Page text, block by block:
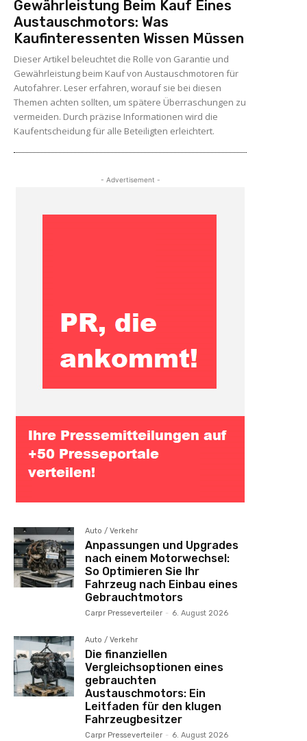
Gewährleistung Beim Kauf Eines
Austauschmotors: Was
Kaufinteressenten Wissen Müssen
Dieser Artikel beleuchtet die Rolle von Garantie und
Gewährleistung beim Kauf von Austauschmotoren für
Autofahrer. Leser erfahren, worauf sie bei diesen
Themen achten sollten, um spätere Überraschungen zu
vermeiden. Durch präzise Informationen wird die
Kaufentscheidung für alle Beteiligten erleichtert.
- Advertisement -
Auto / Verkehr
Anpassungen und Upgrades
nach einem Motorwechsel:
So Optimieren Sie Ihr
Fahrzeug nach Einbau eines
Gebrauchtmotors
Carpr Presseverteiler - 6. August 2026
Auto / Verkehr
Die finanziellen
Vergleichsoptionen eines
gebrauchten
Austauschmotors: Ein
Leitfaden für den klugen
Fahrzeugbesitzer
Carpr Presseverteiler - 6. August 2026